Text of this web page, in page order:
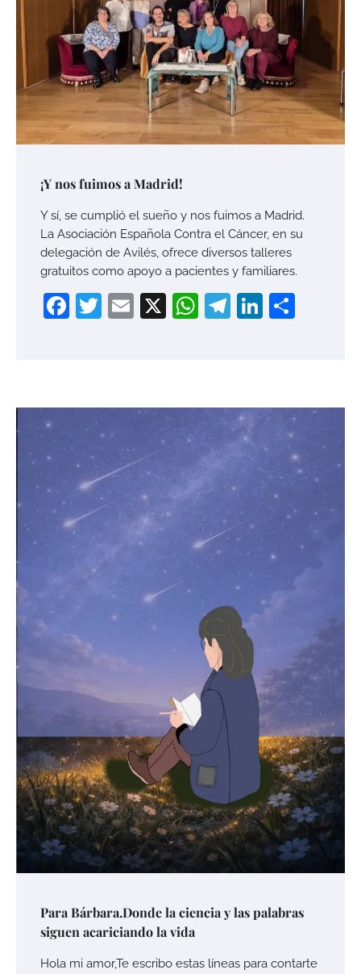
¡Y nos fuimos a Madrid!
Y sí, se cumplió el sueño y nos fuimos a Madrid.
La Asociación Española Contra el Cáncer, en su
delegación de Avilés, ofrece diversos talleres
gratuitos como apoyo a pacientes y familiares.
Facebook
Twitter
Email
X WhatsApp
Telegram
Para Bárbara.Donde la ciencia y las palabras
siguen acariciando la vida
Hola mi amor,Te escribo estas líneas para contarte